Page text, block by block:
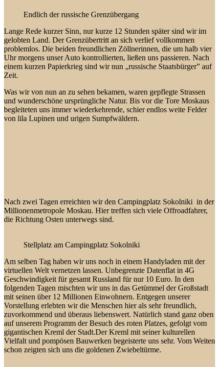
Endlich der russische Grenzübergang
Lange Rede kurzer Sinn, nur kurze 12 Stunden später sind wir im
gelobten Land. Der Grenzübertritt an sich verlief vollkommen
problemlos. Die beiden freundlichen Zöllnerinnen, die um halb vier
Uhr morgens unser Auto kontrollierten, ließen uns passieren. Nach
einem kurzen Papierkrieg sind wir nun „russische Staatsbürger” auf
Zeit.
Was wir von nun an zu sehen bekamen, waren gepflegte Strassen
und wunderschöne ursprüngliche Natur. Bis vor die Tore Moskaus
begleiteten uns immer wiederkehrende, schier endlos weite Felder
von lila Lupinen und urigen Sumpfwäldern.
Nach zwei Tagen erreichten wir den Campingplatz Sokolniki in der
Millionenmetropole Moskau. Hier treffen sich viele Offroadfahrer,
die Richtung Osten unterwegs sind.
Stellplatz am Campingplatz Sokolniki
Am selben Tag haben wir uns noch in einem Handyladen mit der
virtuellen Welt vernetzen lassen. Unbegrenzte Datenflat in 4G
Geschwindigkeit für gesamt Russland für nur 10 Euro. In den
folgenden Tagen mischten wir uns in das Getümmel der Großstadt
mit seinen über 12 Millionen Einwohnern. Entgegen unserer
Vorstellung erlebten wir die Menschen hier als sehr freundlich,
zuvorkommend und überaus liebenswert. Natürlich stand ganz oben
auf unserem Programm der Besuch des roten Platzes, gefolgt vom
gigantischen Kreml der Stadt.Der Kreml mit seiner kulturellen
Vielfalt und pompösen Bauwerken begeisterte uns sehr. Vom Weiten
schon zeigten sich uns die goldenen Zwiebeltürme.